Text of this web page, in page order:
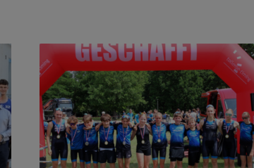
Sportgymnasium Neubrandenburg
mit JtfO Qualifikation
Triathlon